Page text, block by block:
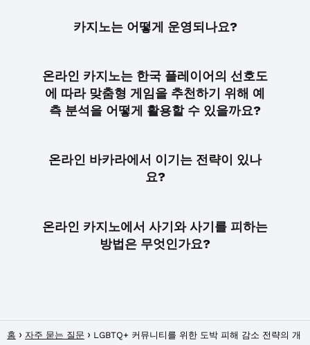
카지노는 어떻게 운영되나요?
온라인 카지노는 한국 플레이어의 선호도
에 따라 맞춤형 게임을 추천하기 위해 예
측 분석을 어떻게 활용할 수 있을까요?
온라인 바카라에서 이기는 전략이 있나
요?
온라인 카지노에서 사기와 사기를 피하는
방법은 무엇인가요?
홈 자주 묻는 질문
LGBTQ+ 커뮤니티를 위한 도박 피해 감소 전략의 개